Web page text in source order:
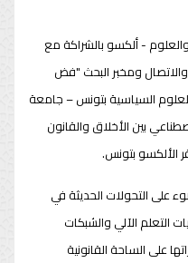
والعلوم - ألكسو بالشراكة مع
والاتصال ومخبر البحث "فض
السياسية بتونس – جامعة
بين الأخلاق والقانون
على التحولات الحديثة في
التعلم الآلي والشبكات
على الساحة القانونية